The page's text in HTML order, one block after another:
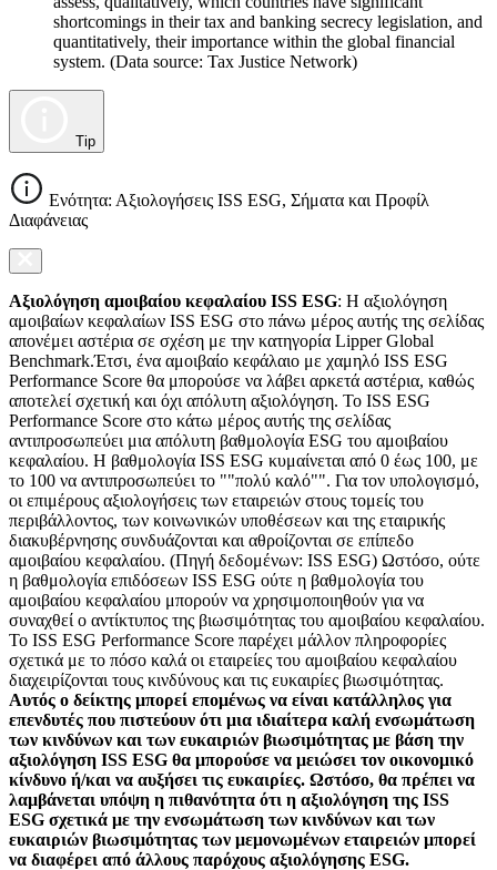
shortcomings in their tax and banking secrecy legislation, and
quantitatively, their importance within the global financial
system. (Data source: Tax Justice Network)
Tip
Ενότητα: Αξιολογήσεις ISS ESG, Σήματα και Προφίλ
Διαφάνειας
Αξιολόγηση αμοιβαίου κεφαλαίου ISS ESG: Η αξιολόγηση
αμοιβαίων κεφαλαίων ISS ESG στο πάνω μέρος αυτής της σελίδας
απονέμει αστέρια σε σχέση με την κατηγορία Lipper Global
Benchmark.Έτσι, ένα αμοιβαίο κεφάλαιο με χαμηλό ISS ESG
Performance Score θα μπορούσε να λάβει αρκετά αστέρια, καθώς
αποτελεί σχετική και όχι απόλυτη αξιολόγηση. Το ISS ESG
Performance Score στο κάτω μέρος αυτής της σελίδας
αντιπροσωπεύει μια απόλυτη βαθμολογία ESG του αμοιβαίου
κεφαλαίου. Η βαθμολογία ISS ESG κυμαίνεται από 0 έως 100, με
το 100 να αντιπροσωπεύει το ""πολύ καλό"". Για τον υπολογισμό,
οι επιμέρους αξιολογήσεις των εταιρειών στους τομείς του
περιβάλλοντος, των κοινωνικών υποθέσεων και της εταιρικής
διακυβέρνησης συνδυάζονται και αθροίζονται σε επίπεδο
αμοιβαίου κεφαλαίου. (Πηγή δεδομένων: ISS ESG) Ωστόσο, ούτε
η βαθμολογία επιδόσεων ISS ESG ούτε η βαθμολογία του
αμοιβαίου κεφαλαίου μπορούν να χρησιμοποιηθούν για να
συναχθεί ο αντίκτυπος της βιωσιμότητας του αμοιβαίου κεφαλαίου.
Το ISS ESG Performance Score παρέχει μάλλον πληροφορίες
σχετικά με το πόσο καλά οι εταιρείες του αμοιβαίου κεφαλαίου
διαχειρίζονται τους κινδύνους και τις ευκαιρίες βιωσιμότητας.
Αυτός ο δείκτης μπορεί επομένως να είναι κατάλληλος για
επενδυτές που πιστεύουν ότι μια ιδιαίτερα καλή ενσωμάτωση
των κινδύνων και των ευκαιριών βιωσιμότητας με βάση την
αξιολόγηση ISS ESG θα μπορούσε να μειώσει τον οικονομικό
κίνδυνο ή/και να αυξήσει τις ευκαιρίες. Ωστόσο, θα πρέπει να
λαμβάνεται υπόψη η πιθανότητα ότι η αξιολόγηση της ISS
ESG σχετικά με την ενσωμάτωση των κινδύνων και των
ευκαιριών βιωσιμότητας των μεμονωμένων εταιρειών μπορεί
να διαφέρει από άλλους παρόχους αξιολόγησης ESG.